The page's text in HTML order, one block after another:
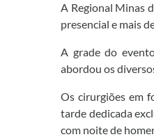
A Regional Minas
presencial e mais
A grade do
abordou os
Os cirurgiões em
tarde dedicada
com noite de